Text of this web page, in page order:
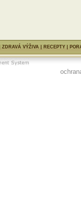
ZDRAVÁ VÝŽIVA| RECEPTY|